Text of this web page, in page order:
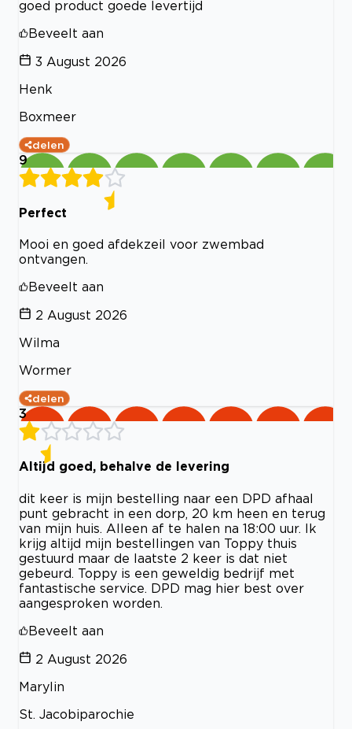
goed product goede levertijd
Beveelt aan
3 August 2026
Henk
Boxmeer
delen
9
Perfect
Mooi en goed afdekzeil voor zwembad
ontvangen.
Beveelt aan
2 August 2026
Wilma
Wormer
delen
3
Altijd goed, behalve de levering
dit keer is mijn bestelling naar een DPD afhaal
punt gebracht in een dorp, 20 km heen en terug
van mijn huis. Alleen af te halen na 18:00 uur. Ik
krijg altijd mijn bestellingen van Toppy thuis
gestuurd maar de laatste 2 keer is dat niet
gebeurd. Toppy is een geweldig bedrijf met
fantastische service. DPD mag hier best over
aangesproken worden.
Beveelt aan
2 August 2026
Marylin
St. Jacobiparochie